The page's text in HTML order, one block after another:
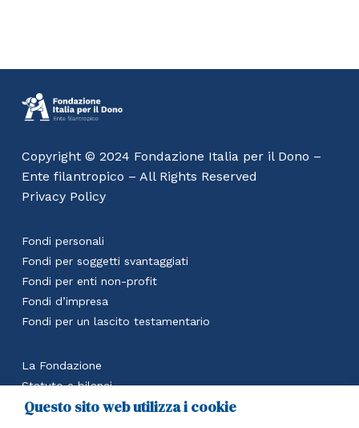
Copyright © 2024 Fondazione Italia per il Dono –
Ente filantropico – All Rights Reserved
Privacy Policy
Fondi personali
Fondi per soggetti svantaggiati
Fondi per enti non-profit
Fondi d’impresa
Fondi per un lascito testamentario
La Fondazione
Statuto e bilanci
Calcola il beneficio fiscale
Questo sito web utilizza i cookie